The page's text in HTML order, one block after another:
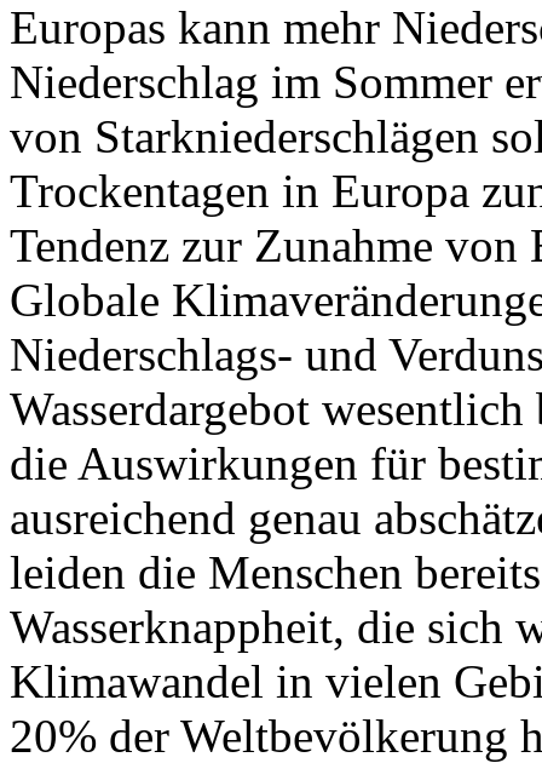
Europas kann mehr
Niederschlag im Sommer
von Starkniederschlägen
Trockentagen in Europa
Tendenz zur Zunahme von
Globale
Niederschlags- und
Wasserdargebot
die Auswirkungen für
ausreichend genau
leiden die Menschen
Wasserknappheit, die sich
Klimawandel in vielen
20% der Weltbevölkerung